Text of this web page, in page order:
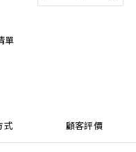
單
式 顧客評價